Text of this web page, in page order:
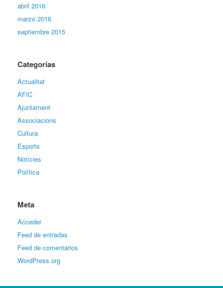
abril 2016
marzo 2016
septiembre 2015
Categorías
Actualitat
AFIC
Ajuntament
Associacions
Cultura
Esports
Notícies
Política
Meta
Acceder
Feed de entradas
Feed de comentarios
WordPress.org